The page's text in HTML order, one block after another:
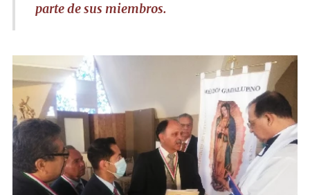
parte de sus miembros.